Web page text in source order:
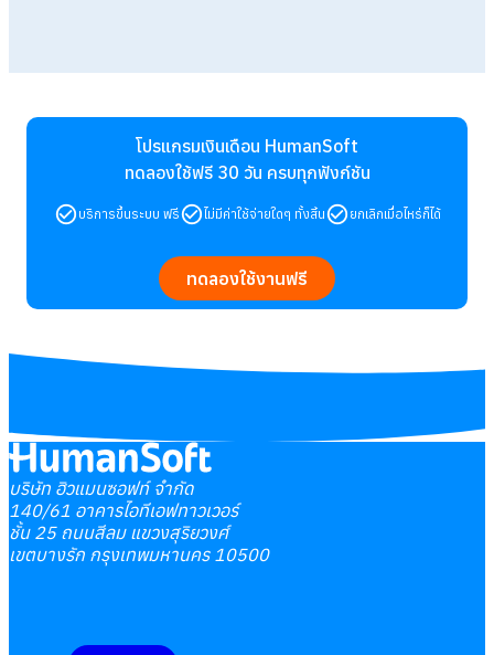
โปรแกรมเงินเดือน HumanSoft
ทดลองใช้ฟรี 30 วัน ครบทุกฟังก์ชัน
บริการขึ้นระบบ ฟรี ไม่มีค่าใช้จ่ายใดๆ ทั้งสิ้น ยกเลิกเมื่อไหร่ก็ได้
ทดลองใช้งานฟรี
บริษัท ฮิวแมนซอฟท์ จำกัด
140/61 อาคารไอทีเอฟทาวเวอร์
ชั้น 25 ถนนสีลม แขวงสุริยวงศ์
เขตบางรัก กรุงเทพมหานคร 10500